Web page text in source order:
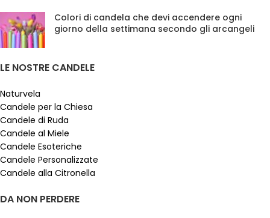
Colori di candela che devi accendere ogni
giorno della settimana secondo gli arcangeli
LE NOSTRE CANDELE
Naturvela
Candele per la Chiesa
Candele di Ruda
Candele al Miele
Candele Esoteriche
Candele Personalizzate
Candele alla Citronella
DA NON PERDERE